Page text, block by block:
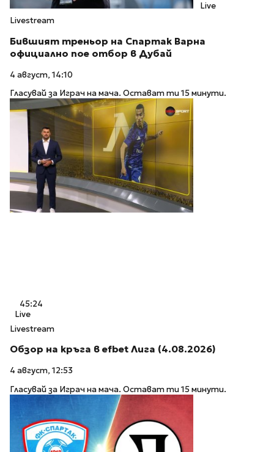
Live
Livestream
Бившият треньор на Спартак Варна
официално пое отбор в Дубай
4 август, 14:10
Гласувай за Играч на мача. Остават ти 15 минути.
45:24
Live
Livestream
Обзор на кръга в efbet Лига (4.08.2026)
4 август, 12:53
Гласувай за Играч на мача. Остават ти 15 минути.